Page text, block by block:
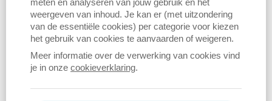
Login als bestaande gebruiker
Hulp nodig?
meten en analyseren van jouw gebruik en het
weergeven van inhoud. Je kan er (met uitzondering
van de essentiële cookies) per categorie voor kiezen
het gebruik van cookies te aanvaarden of weigeren.
Meer informatie over de verwerking van cookies vind
je in onze cookieverklaring.